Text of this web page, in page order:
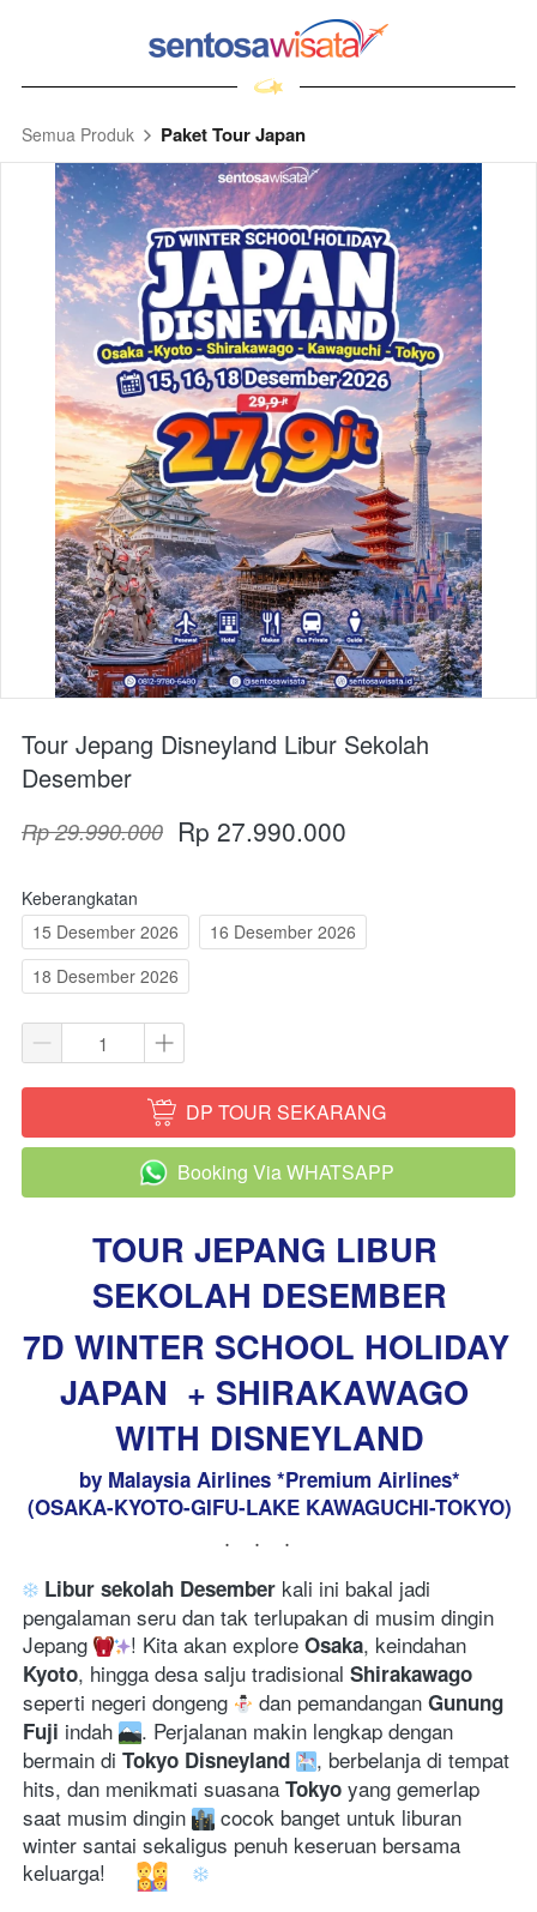
Semua Produk Paket Tour Japan
Tour Jepang Disneyland Libur Sekolah
Desember
Rp 29.990.000 Rp 27.990.000
Keberangkatan
15 Desember 2026
16 Desember 2026
18 Desember 2026
` DP TOUR SEKARANG
` Booking Via WHATSAPP
TOUR JEPANG LIBUR
SEKOLAH DESEMBER
7D WINTER SCHOOL HOLIDAY
JAPAN + SHIRAKAWAGO
WITH DISNEYLAND
by Malaysia Airlines *Premium Airlines*
(OSAKA-KYOTO-GIFU-LAKE KAWAGUCHI-TOKYO)
...
Libur sekolah Desember kali ini bakal jadi
pengalaman seru dan tak terlupakan di musim dingin
Jepang
! Kita akan explore Osaka
Kyoto, hingga desa salju tradisional
seperti negeri dongeng dan pemandangan Gunung
Fuji indah
. Perjalanan makin lengkap dengan
bermain di Tokyo Disneyland
, berbelanja di tempat
hits, dan menikmati suasana Tokyo yang gemerlap
saat musim dingin
cocok banget untuk liburan
winter santai sekaligus penuh keseruan bersama
keluarga!